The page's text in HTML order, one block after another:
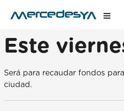
Este
Será para recaudar fondos
ciudad.